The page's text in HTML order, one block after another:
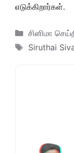
எடுக்கிறார்கள்.
Categories
சினிமா
Tags
Siruthai